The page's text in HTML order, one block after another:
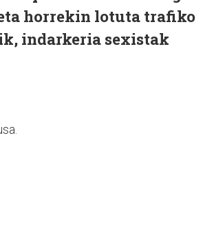
horrekin lotuta trafiko
indarkeria sexistak